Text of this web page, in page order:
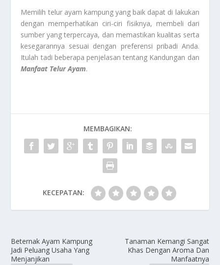
Memilih telur ayam kampung yang baik dapat di lakukan
dengan memperhatikan ciri-ciri fisiknya, membeli dari
sumber yang terpercaya, dan memastikan kualitas serta
kesegarannya sesuai dengan preferensi pribadi Anda.
Itulah tadi beberapa penjelasan tentang Kandungan dan
Manfaat Telur Ayam.
MEMBAGIKAN:
KECEPATAN:
Beternak Ayam Kampung
Jadi Peluang Usaha Yang
Menjanjikan
Tanaman Kemangi Sangat
Khas Dengan Aroma Dan
Manfaatnya